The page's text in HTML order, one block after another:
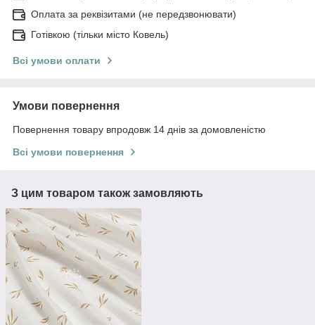
Оплата за реквізитами (не передзвонювати)
Готівкою (тільки місто Ковель)
Всі умови оплати
Умови повернення
Повернення товару впродовж 14 днів за домовленістю
Всі умови повернення
З цим товаром також замовляють